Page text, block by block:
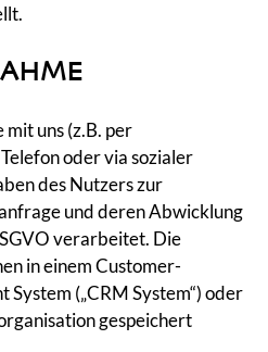
uns (z.B. per
oder via sozialer
des Nutzers zur
und deren Abwicklung
verarbeitet. Die
in einem Customer-
(„CRM System“) oder
gespeichert